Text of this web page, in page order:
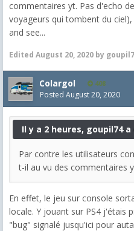
commentaires yt. Pas d'echo
voyageurs qui tombent du
and see...
Edited August 20, 2020 by
Colargol 408
Posted August 20, 2020
Il y a 2 heures, goupil74 a
Par contre les utilisateurs
t-il au vu des commentaires
En effet, le jeu sur console
locale. Y jouant sur PS4 j'étais
"bug" signalé jusqu'ici pour